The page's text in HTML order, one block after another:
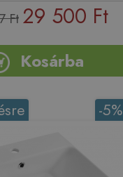
Ft 29 500 Ft
Kosárba
-5%